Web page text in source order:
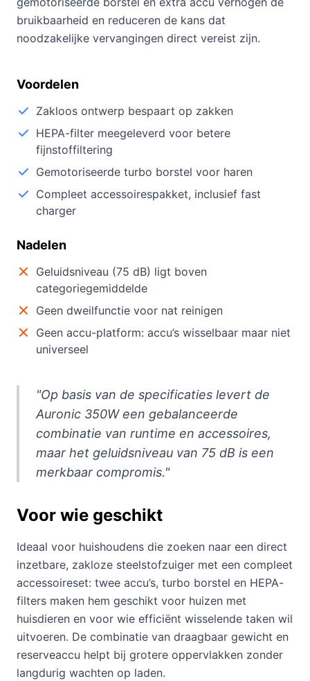
bruikbaarheid en reduceren de kans dat
noodzakelijke vervangingen direct vereist zijn.
Voordelen
Zakloos ontwerp bespaart op zakken
HEPA-filter meegeleverd voor betere
fijnstoffiltering
Gemotoriseerde turbo borstel voor haren
Compleet accessoirespakket, inclusief fast
charger
Nadelen
Geluidsniveau (75 dB) ligt boven
categoriegemiddelde
Geen dweilfunctie voor nat reinigen
Geen accu-platform: accu’s wisselbaar maar niet
universeel
"Op basis van de specificaties levert de
Auronic 350W een gebalanceerde
combinatie van runtime en accessoires,
maar het geluidsniveau van 75 dB is een
merkbaar compromis."
Voor wie geschikt
Ideaal voor huishoudens die zoeken naar een direct
inzetbare, zakloze steelstofzuiger met een compleet
accessoireset: twee accu’s, turbo borstel en HEPA-
filters maken hem geschikt voor huizen met
huisdieren en voor wie efficiënt wisselende taken wil
uitvoeren. De combinatie van draagbaar gewicht en
reserveaccu helpt bij grotere oppervlakken zonder
langdurig wachten op laden.